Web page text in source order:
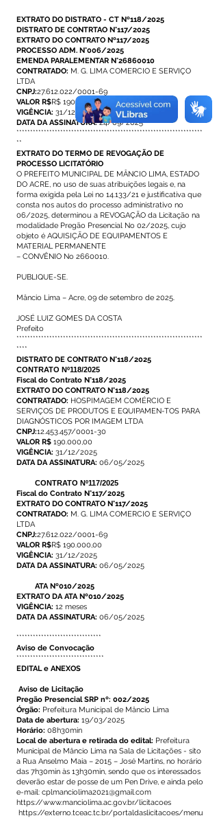
EXTRATO DO DISTRATO - CT Nº118/2025
DISTRATO DE CONTRTAO N°117/2025
EXTRATO DO CONTRATO Nº117/2025
PROCESSO ADM. N°006/2025
EMENDA PARALEMENTAR N°26860010
CONTRATADO: M. G. LIMA COMERCIO E SERVIÇO
LTDA
CNPJ:27.612.022/0001-69
VALOR R$R$ 190.000,00
VIGÊNCIA: 31/12/2025
DATA DA ASSINATURA:24/09/2025
********************************************************************
**
EXTRATO DO TERMO DE REVOGAÇÃO DE
PROCESSO LICITATÓRIO
O PREFEITO MUNICIPAL DE MÂNCIO LIMA, ESTADO
DO ACRE, no uso de suas atribuições legais e, na
forma exigida pela Lei no 14.133/21 e justificativa que
consta nos autos do processo administrativo no
06/2025, determinou a REVOGAÇÃO da Licitação na
modalidade Pregão Presencial No 02/2025, cujo
objeto é AQUISIÇÃO DE EQUIPAMENTOS E
MATERIAL PERMANENTE
– CONVÊNIO No 2660010.
PUBLIQUE-SE.
Mâncio Lima – Acre, 09 de setembro de 2025.
JOSÉ LUIZ GOMES DA COSTA
Prefeito
********************************************************************
****
DISTRATO DE CONTRATO N°118/2025
CONTRATO Nº118/2025
Fiscal do Contrato N°118/2025
EXTRATO DO CONTRATO N°118/2025
CONTRATADO: HOSPIMAGEM COMÉRCIO E
SERVIÇOS DE PRODUTOS E EQUIPAMEN-TOS PARA
DIAGNÓSTICOS POR IMAGEM LTDA
CNPJ:12.453.457/0001-30
VALOR R$ 190.000,00
VIGÊNCIA: 31/12/2025
DATA DA ASSINATURA: 06/05/2025
CONTRATO Nº117/2025
Fiscal do Contrato N°117/2025
EXTRATO DO CONTRATO N°117/2025
CONTRATADO: M. G. LIMA COMERCIO E SERVIÇO
LTDA
CNPJ:27.612.022/0001-69
VALOR R$R$ 190.000,00
VIGÊNCIA: 31/12/2025
DATA DA ASSINATURA: 06/05/2025
ATA Nº010/2025
EXTRATO DA ATA Nº010/2025
VIGÊNCIA: 12 meses
DATA DA ASSINATURA: 06/05/2025
*******************************
Aviso de Convocação
********************************
EDITAL e ANEXOS
Aviso de Licitação
Pregão Presencial SRP nº: 002/2025
Órgão: Prefeitura Municipal de Mâncio Lima
Data de abertura: 19/03/2025
Horário: 08h30min
Local de abertura e retirada do edital: Prefeitura
Municipal de Mâncio Lima na Sala de Licitações - sito
a Rua Anselmo Maia – 2015 – José Martins, no horário
das 7h30min às 13h30min, sendo que os interessados
deverão estar de posse de um Pen Drive, e ainda pelo
e-mail: cplmanciolima2021@gmail.com
https://www.manciolima.ac.gov.br/licitacoes
https://externo.tceac.tc.br/portaldaslicitacoes/menu